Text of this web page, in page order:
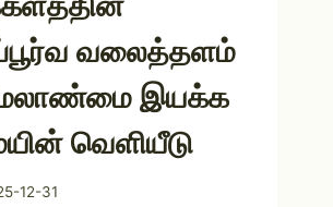
வலைத்தளம்
இயக்க
வெளியீடு
12-31